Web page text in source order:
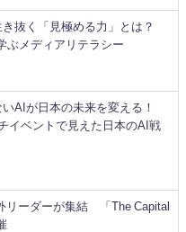
抜く「見極める力」とは？
ぶメディアリテラシー
AIが日本の未来を変える！
イベントで見えた日本のAI戦
リーダーが集結 「The Capital